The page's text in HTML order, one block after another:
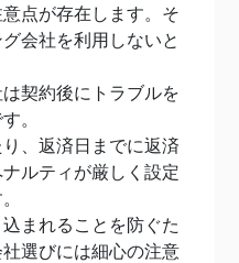
点が存在します。そ
会社を利用しないと
契約後にトラブルを
。
、返済日までに返済
ルティが厳しく設定
まれることを防ぐた
選びには細心の注意